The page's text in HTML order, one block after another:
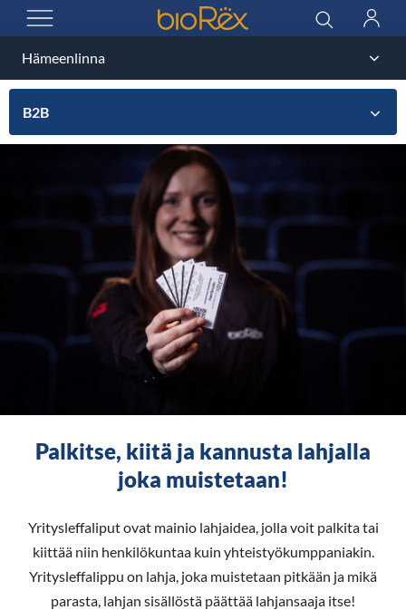
AVAA VALIKKO
BioRex Cinemas Haku
B2B
Palkitse, kiitä ja kannusta lahjalla
joka muistetaan!
Yritysleffaliput ovat mainio lahjaidea, jolla voit palkita tai
kiittää niin henkilökuntaa kuin yhteistyökumppaniakin.
Yritysleffalippu on lahja, joka muistetaan pitkään ja mikä
parasta, lahjan sisällöstä päättää lahjansaaja itse!